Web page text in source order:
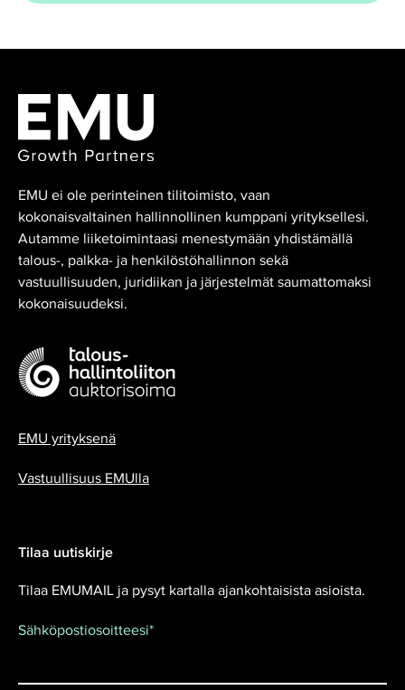
EMU ei ole perinteinen tilitoimisto, vaan
kokonaisvaltainen hallinnollinen kumppani yrityksellesi.
Autamme liiketoimintaasi menestymään yhdistämällä
talous-, palkka- ja henkilöstöhallinnon sekä
vastuullisuuden, juridiikan ja järjestelmät saumattomaksi
kokonaisuudeksi.
EMU yrityksenä
Vastuullisuus EMUlla
Tilaa uutiskirje
Tilaa EMUMAIL ja pysyt kartalla ajankohtaisista asioista.
Sähköpostiosoitteesi*